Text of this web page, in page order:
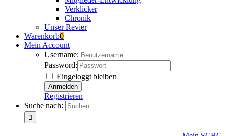
Verklicker
Chronik
Unser Revier
Warenkorb0
Mein Account
Username:
Password:
Eingeloggt bleiben
Registrieren
Suche nach: